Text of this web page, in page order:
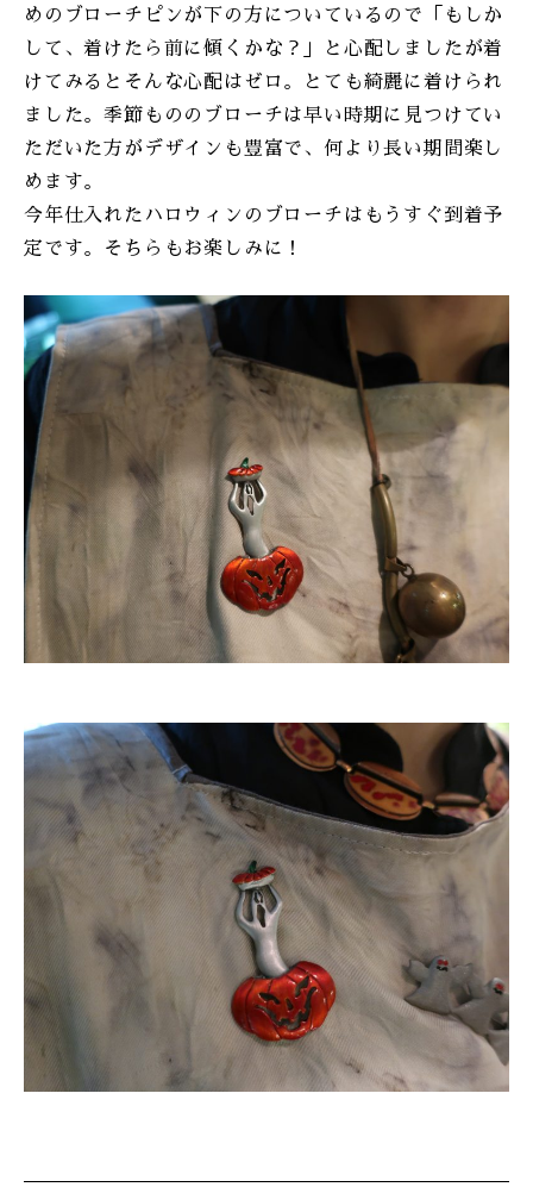
めのブローチピンが下の方についているので「もしか
して、着けたら前に傾くかな？」と心配しましたが着
けてみるとそんな心配はゼロ。とても綺麗に着けられ
ました。季節もののブローチは早い時期に見つけてい
ただいた方がデザインも豊富で、何より長い期間楽し
めます。
今年仕入れたハロウィンのブローチはもうすぐ到着予
定です。そちらもお楽しみに！